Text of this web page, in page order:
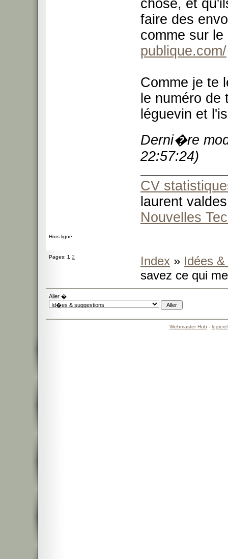
chose, et
faire des
comme sur
publique.com/
Comme je te
le numéro
léguevin et
Derni�re
22:57:24)
CV
laurent
Nouvelles
Hors ligne
Pages: 1 2 Index » Idées
savez ce qui
Aller �
Webmaster Hub -